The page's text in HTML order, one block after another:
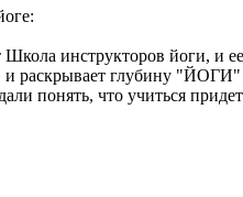
инструкторов йоги, и
раскрывает глубину "ЙОГИ"
понять, что учиться